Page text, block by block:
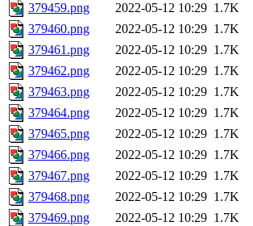
379459.png
2022-05-12 10:29 1.7K
379460.png
2022-05-12 10:29 1.7K
379461.png
2022-05-12 10:29 1.7K
379462.png
2022-05-12 10:29 1.7K
379463.png
2022-05-12 10:29 1.7K
379464.png
2022-05-12 10:29 1.7K
379465.png
2022-05-12 10:29 1.7K
379466.png
2022-05-12 10:29 1.7K
379467.png
2022-05-12 10:29 1.7K
379468.png
2022-05-12 10:29 1.7K
379469.png
2022-05-12 10:29 1.7K